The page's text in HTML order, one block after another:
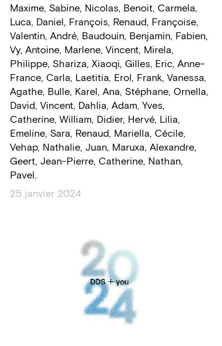
Maxime, Sabine, Nicolas, Benoit, Carmela,
Luca, Daniel, François, Renaud, Françoise,
Valentin, André, Baudouin, Benjamin, Fabien,
Vy, Antoine, Marlene, Vincent, Mirela,
Philippe, Shariza, Xiaoqi, Gilles, Eric, Anne-
France, Carla, Laetitia, Erol, Frank, Vanessa,
Agathe, Bulle, Karel, Ana, Stéphane, Ornella,
David, Vincent, Dahlia, Adam, Yves,
Catherine, William, Didier, Hervé, Lilia,
Emeline, Sara, Renaud, Mariella, Cécile,
Vehap, Nathalie, Juan, Maruxa, Alexandre,
Geert, Jean-Pierre, Catherine, Nathan,
Pavel.
25 janvier 2024